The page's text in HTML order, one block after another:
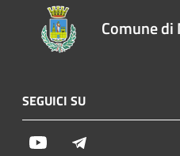
Comune di
SEGUICI SU
Youtube